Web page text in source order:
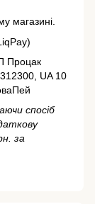
магазині.
Процак
UA 10
спосіб
за